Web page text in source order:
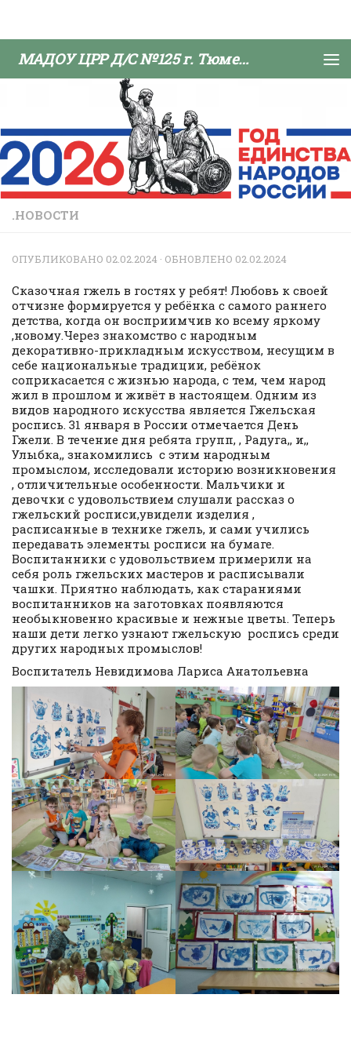
МАДОУ ЦРР Д/С №125 г. Тюмени
.НОВОСТИ
ОПУБЛИКОВАНО 02.02.2024 · ОБНОВЛЕНО 02.02.2024
Сказочная гжель в гостях у ребят! Любовь к своей
отчизне формируется у ребёнка с самого раннего
детства, когда он восприимчив ко всему яркому
,новому.Через знакомство с народным
декоративно-прикладным искусством, несущим в
себе национальные традиции, ребёнок
соприкасается с жизнью народа, с тем, чем народ
жил в прошлом и живёт в настоящем. Одним из
видов народного искусства является Гжельская
роспись. 31 января в России отмечается День
Гжели. В течение дня ребята групп, , Радуга,, и,,
Улыбка,, знакомились с этим народным
промыслом, исследовали историю возникновения
, отличительные особенности. Мальчики и
девочки с удовольствием слушали рассказ о
гжельский росписи,увидели изделия ,
расписанные в технике гжель, и сами учились
передавать элементы росписи на бумаге.
Воспитанники с удовольствием примерили на
себя роль гжельских мастеров и расписывали
чашки. Приятно наблюдать, как стараниями
воспитанников на заготовках появляются
необыкновенно красивые и нежные цветы. Теперь
наши дети легко узнают гжельскую роспись среди
других народных промыслов!
Воспитатель Невидимова Лариса Анатольевна